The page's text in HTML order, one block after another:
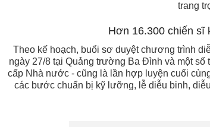
trang
Theo kế hoạch, buổi sơ duyệt chương trình
ngày 27/8 tại Quảng trường Ba Đình và một số
cấp Nhà nước - cũng là lần hợp luyện cuối
các bước chuẩn bị kỹ lưỡng, lễ diễu binh,